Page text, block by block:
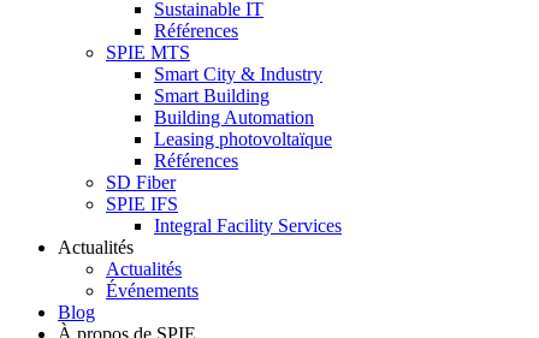
Sustainable IT
Références
SPIE MTS
Smart City & Industry
Smart Building
Building Automation
Leasing photovoltaïque
Références
SD Fiber
SPIE IFS
Integral Facility Services
Actualités
Actualités
Événements
Blog
À propos de SPIE